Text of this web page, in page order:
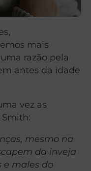
mais
razão pela
antes da idade
vez as
mesmo na
da inveja
e males do